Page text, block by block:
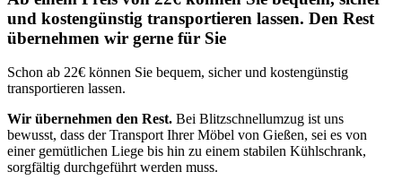
und kostengünstig transportieren lassen. Den Rest
übernehmen wir gerne für Sie
Schon ab 22€ können Sie bequem, sicher und kostengünstig
transportieren lassen.
Wir übernehmen den Rest. Bei Blitzschnellumzug ist uns
bewusst, dass der Transport Ihrer Möbel von Gießen, sei es von
einer gemütlichen Liege bis hin zu einem stabilen Kühlschrank,
sorgfältig durchgeführt werden muss.